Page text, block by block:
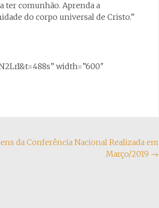
ter comunhão. Aprenda a
do corpo universal de Cristo.”
width=”600″
da Conferência Nacional Realizada em
Março/2019 →